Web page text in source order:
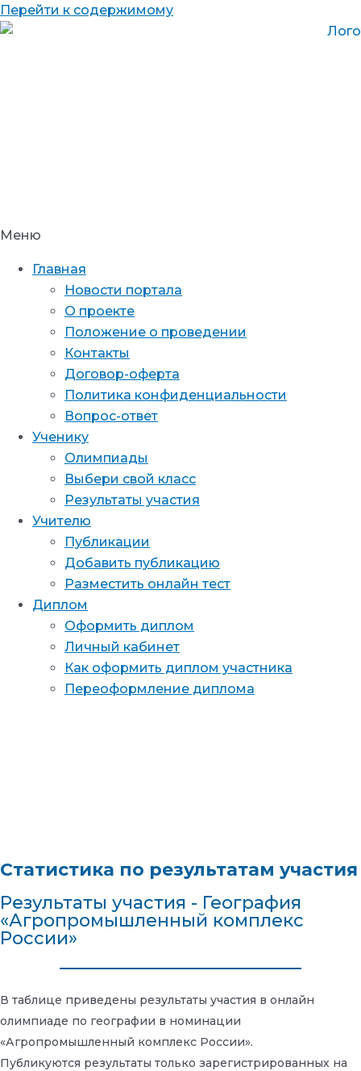
Перейти к содержимому
Меню
Главная
Новости портала
О проекте
Положение о проведении
Контакты
Договор-оферта
Политика конфиденциальности
Вопрос-ответ
Ученику
Олимпиады
Выбери свой класс
Результаты участия
Учителю
Публикации
Добавить публикацию
Разместить онлайн тест
Диплом
Оформить диплом
Личный кабинет
Как оформить диплом участника
Переоформление диплома
Статистика по результатам участия
Результаты участия - География
«Агропромышленный комплекс
России»
В таблице приведены результаты участия в онлайн
олимпиаде по географии в номинации
«Агропромышленный комплекс России».
Публикуются результаты только зарегистрированных на